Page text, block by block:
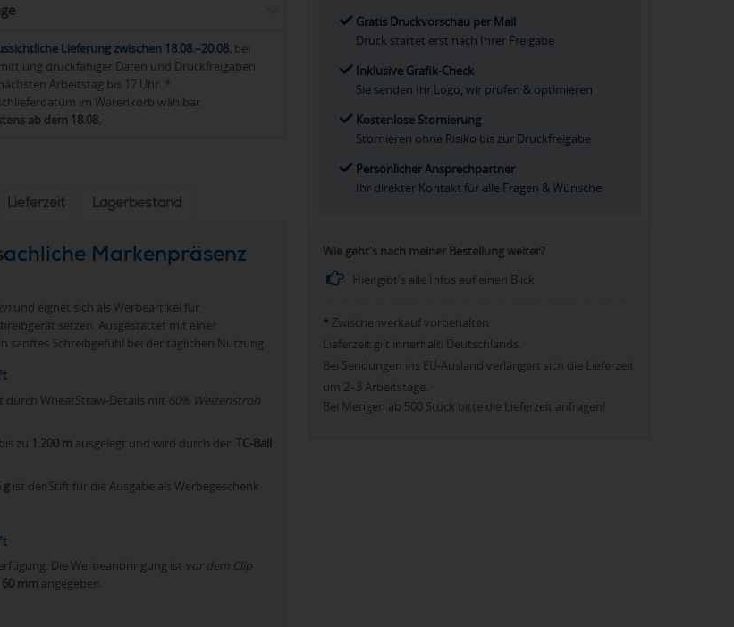
Lieferung zwischen 18.08.–20.08. bei
druckfähiger Daten und Druckfreigaben
Arbeitstag bis 17 Uhr. *
im Warenkorb wählbar.
ab dem 18.08.
Lieferzeit Lagerbestand
Markenpräsenz
und eignet sich als Werbeartikel für
setzen. Ausgestattet mit einer
sanftes Schreibgefühl bei der täglichen Nutzung.
durch WheatStraw-Details mit 60% Weizenstroh
zu 1.200 m ausgelegt und wird durch denTC-Ball
g ist der Stift für die Ausgabe als Werbegeschenk
Die Werbeanbringung ist vor dem Clip
60 mm angegeben.
Gratis Druckvorschau per Mail
Druck startet erst nach Ihrer Freigabe
Inklusive Grafik-Check
Sie senden Ihr Logo, wir prüfen & optimieren
Kostenlose Stornierung
Stornieren ohne Risiko bis zur Druckfreigabe
Persönlicher Ansprechpartner
Ihr direkter Kontakt für alle Fragen & Wünsche
Wie geht's nach meiner Bestellung weiter?
Hier gibt's alle Infos auf einen Blick
* Zwischenverkauf vorbehalten
Lieferzeit gilt innerhalb Deutschlands.
Bei Sendungen ins EU-Ausland verlängert sich die Lieferzeit
um 2–3 Arbeitstage.
Bei Mengen ab 500 Stück bitte die Lieferzeit anfragen!